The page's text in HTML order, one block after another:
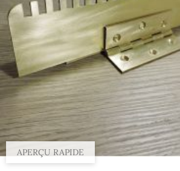
APERÇU RAPIDE